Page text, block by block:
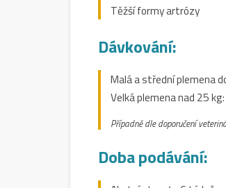
Těžší formy artrózy
Dávkování:
Malá a střední plemena
Velká plemena nad 25 kg:
Případně dle doporučení
Doba podávání: